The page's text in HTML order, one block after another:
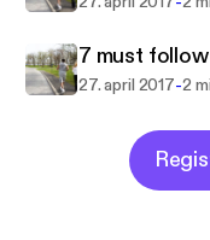
7 must
27. april 2017-2